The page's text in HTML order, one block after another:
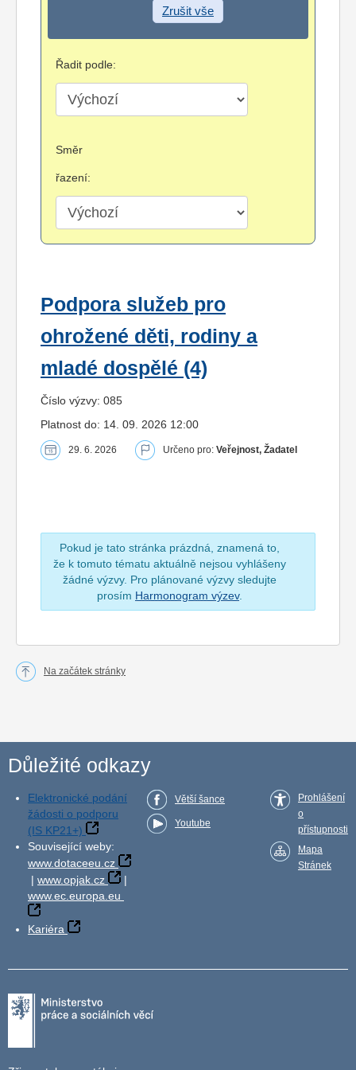
Zrušit vše
Řadit podle:
Směr
řazení:
Podpora služeb pro
ohrožené děti, rodiny a
mladé dospělé (4)
Číslo výzvy: 085
Platnost do: 14. 09. 2026 12:00
29. 6. 2026 Určeno pro: Veřejnost, Žadatel
Pokud je tato stránka prázdná, znamená to,
že k tomuto tématu aktuálně nejsou vyhlášeny
žádné výzvy. Pro plánované výzvy sledujte
prosím Harmonogram výzev.
Na začátek stránky
Důležité odkazy
Elektronické podání
žádosti o podporu
(IS KP21+)
Související weby:
www.dotaceeu.cz
| www.opjak.cz
|
www.ec.europa.eu
Kariéra
Větší šance
Youtube
Prohlášení
o
přístupnosti
Mapa
Stránek